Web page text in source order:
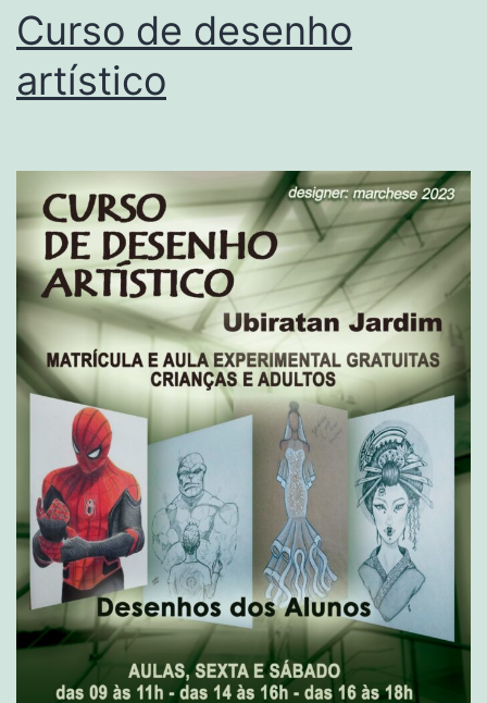
Curso de desenho
artístico